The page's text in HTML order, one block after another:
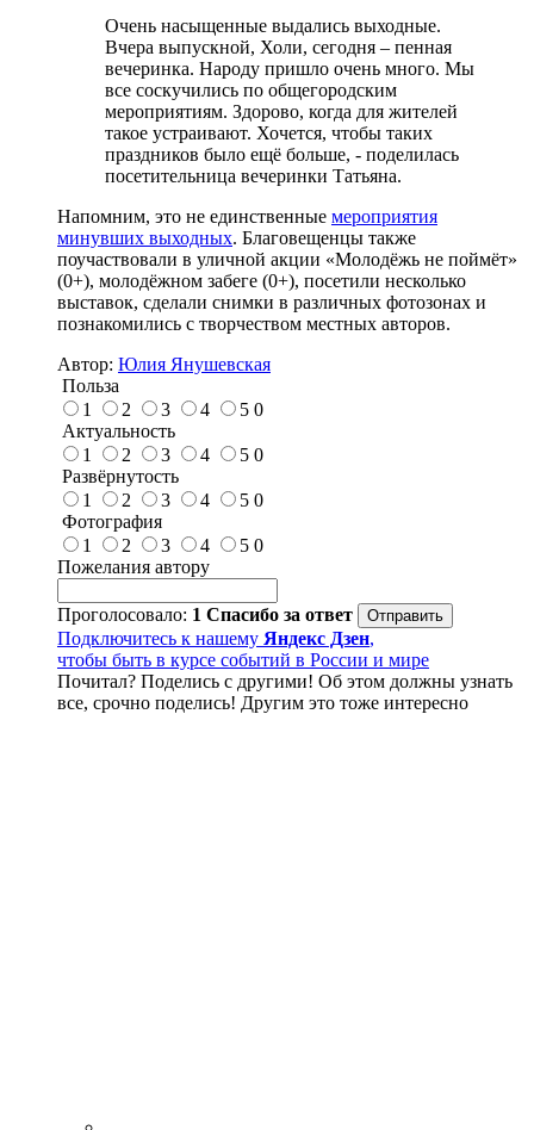
Очень насыщенные выдались выходные.
Вчера выпускной, Холи, сегодня – пенная
вечеринка. Народу пришло очень много. Мы
все соскучились по общегородским
мероприятиям. Здорово, когда для жителей
такое устраивают. Хочется, чтобы таких
праздников было ещё больше, - поделилась
посетительница вечеринки Татьяна.
Напомним, это не единственные мероприятия
минувших выходных. Благовещенцы также
поучаствовали в уличной акции «Молодёжь не поймёт»
(0+), молодёжном забеге (0+), посетили несколько
выставок, сделали снимки в различных фотозонах и
познакомились с творчеством местных авторов.
Автор: Юлия Янушевская
Польза
1
2 3 4 5 0
Актуальность
1
2 3 4 5 0
Развёрнутость
1
2 3 4 5 0
Фотография
1
2 3 4 5 0
Пожелания автору
Проголосовало: 1 Спасибо за ответ
Подключитесь к нашему Яндекс Дзен,
чтобы быть в курсе событий в России и мире
Почитал? Поделись с другими! Об этом должны узнать
все, срочно поделись! Другим это тоже интересно